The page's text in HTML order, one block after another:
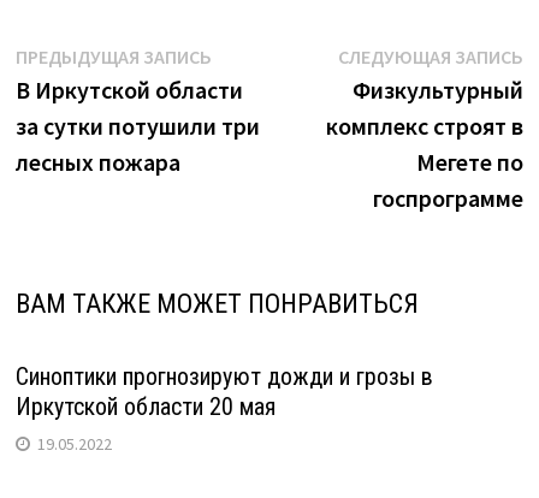
обращение
с
детьми"
Навигация
по
записям
ПРЕДЫДУЩАЯ ЗАПИСЬПредыдущая
запись:
В Иркутской области
за сутки потушили три
лесных пожара
СЛЕДУЮЩАЯ ЗАПИСЬ
Физкультурный
комплекс строят в
Мегете по
госпрограмме
ВАМ ТАКЖЕ МОЖЕТ ПОНРАВИТЬСЯ
Синоптики прогнозируют дожди и грозы в
Иркутской области 20 мая
19.05.2022